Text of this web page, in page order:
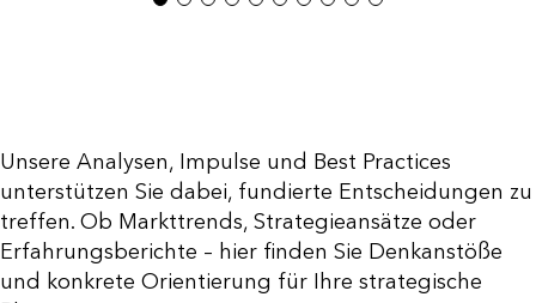
1 2 3 4 5 6 7 8 9 10
Unsere Analysen, Impulse und Best Practices
unterstützen Sie dabei, fundierte Entscheidungen zu
treffen. Ob Markttrends, Strategieansätze oder
Erfahrungsberichte – hier finden Sie Denkanstöße
und konkrete Orientierung für Ihre strategische